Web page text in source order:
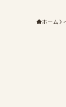
ホーム